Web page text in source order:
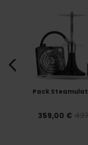
Pack
359,00 €